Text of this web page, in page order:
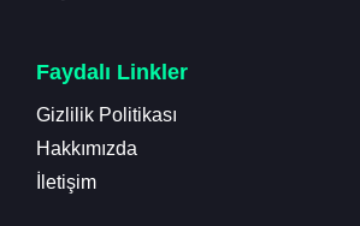
Faydalı Linkler
Gizlilik Politikası
Hakkımızda
İletişim